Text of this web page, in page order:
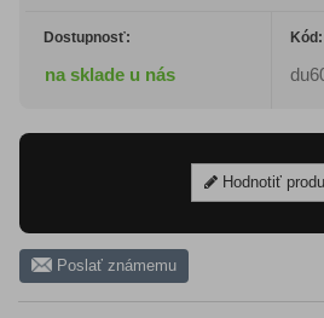
Dostupnosť:
na sklade u nás
Kód:
Hodnotiť
Poslať známemu